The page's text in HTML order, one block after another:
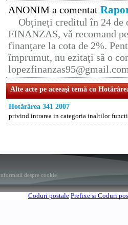
ANONIM a comentat
Obțineți creditul în 24 de
FINANZAS, vă recomand
finanțare la cota de 2%.
împrumut, nu ezitați să o
Alte acte pe aceeaşi temă cu
Hotărârea 341 2007
privind intrarea in categoria inaltilor
Informatii despre cookie
Coduri postale Prefixe si Coduri